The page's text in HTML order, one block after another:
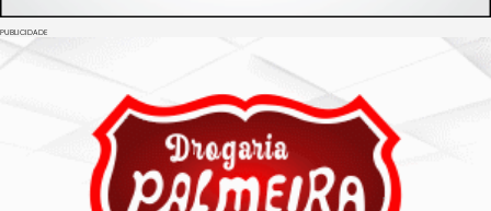
PUBLICIDADE